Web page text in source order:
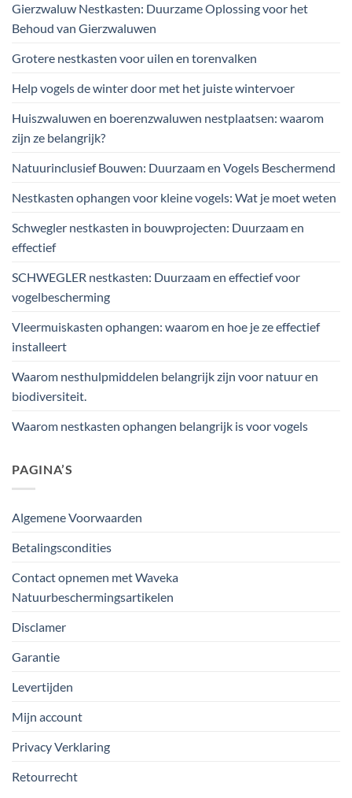
Gierzwaluw Nestkasten: Duurzame Oplossing voor het
Behoud van Gierzwaluwen
Grotere nestkasten voor uilen en torenvalken
Help vogels de winter door met het juiste wintervoer
Huiszwaluwen en boerenzwaluwen nestplaatsen: waarom
zijn ze belangrijk?
Natuurinclusief Bouwen: Duurzaam en Vogels Beschermend
Nestkasten ophangen voor kleine vogels: Wat je moet weten
Schwegler nestkasten in bouwprojecten: Duurzaam en
effectief
SCHWEGLER nestkasten: Duurzaam en effectief voor
vogelbescherming
Vleermuiskasten ophangen: waarom en hoe je ze effectief
installeert
Waarom nesthulpmiddelen belangrijk zijn voor natuur en
biodiversiteit.
Waarom nestkasten ophangen belangrijk is voor vogels
PAGINA’S
Algemene Voorwaarden
Betalingscondities
Contact opnemen met Waveka
Natuurbeschermingsartikelen
Disclamer
Garantie
Levertijden
Mijn account
Privacy Verklaring
Retourrecht